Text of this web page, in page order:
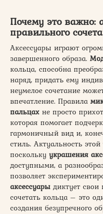
Почему это важно:
правильного
Аксессуары играют
завершенного образа.
кольца, способна
наряд, придать ему
неумелое сочетание
впечатление. Правила
пальцах не просто
которая помогает
гармоничный вид и,
стиль. Актуальность
поскольку украшения
доступными, а
позволяет
аксессуары диктует
сочетать кольца – это
создания безупречного